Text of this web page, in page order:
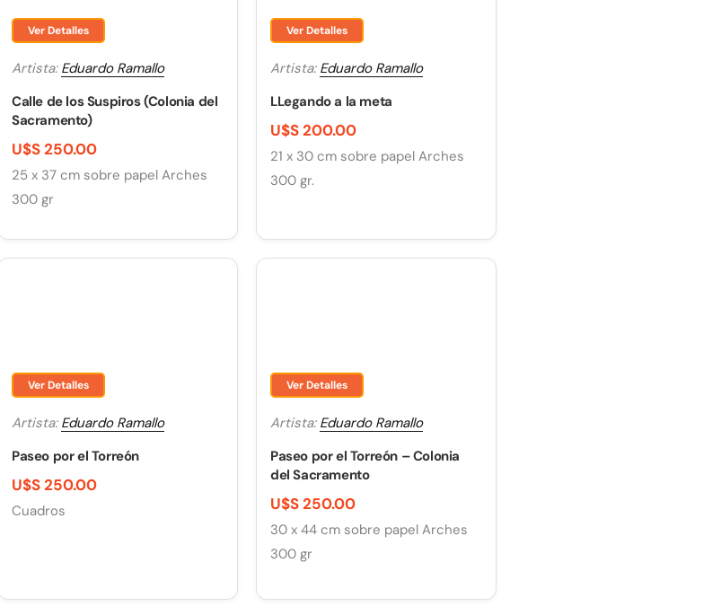
Ver Detalles
Artista: Eduardo Ramallo
Calle de los Suspiros (Colonia del
Sacramento)
U$S 250.00
25 x 37 cm sobre papel Arches
300 gr
Ver Detalles
Artista: Eduardo Ramallo
LLegando a la meta
U$S 200.00
21 x 30 cm sobre papel Arches
300 gr.
Ver Detalles
Artista: Eduardo Ramallo
Paseo por el Torreón
U$S 250.00
Cuadros
Ver Detalles
Artista: Eduardo Ramallo
Paseo por el Torreón – Colonia
del Sacramento
U$S 250.00
30 x 44 cm sobre papel Arches
300 gr